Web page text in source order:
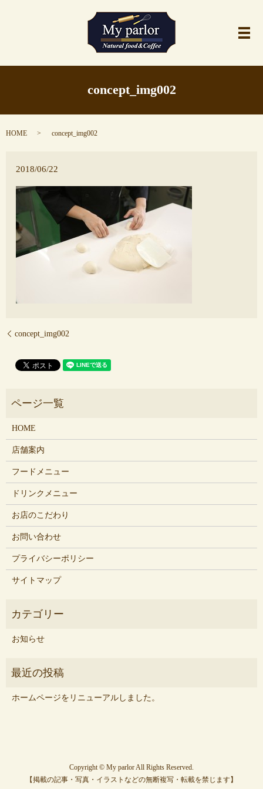
メ
concept_img002
HOME concept_img002
2018/06/22
concept_img002
HOME
店舗案内
フードメニュー
ドリンクメニュー
お店のこだわり
お問い合わせ
プライバシーポリシー
サイトマップ
お知らせ
ホームページをリニューアルしました。
Copyright © My parlor All Rights Reserved.
【掲載の記事・写真・イラストなどの無断複写・転載を禁じます】